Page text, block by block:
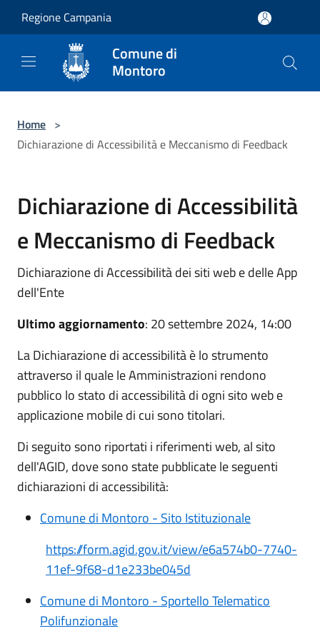
Regione Campania
Comune di
Montoro
Home >
Dichiarazione di Accessibilità e Meccanismo di Feedback
Dichiarazione di Accessibilità
e Meccanismo di Feedback
Dichiarazione di Accessibilità dei siti web e delle App
dell'Ente
Ultimo aggiornamento: 20 settembre 2024, 14:00
La Dichiarazione di accessibilità è lo strumento
attraverso il quale le Amministrazioni rendono
pubblico lo stato di accessibilità di ogni sito web e
applicazione mobile di cui sono titolari.
Di seguito sono riportati i riferimenti web, al sito
dell'AGID, dove sono state pubblicate le seguenti
dichiarazioni di accessibilità:
Comune di Montoro - Sito Istituzionale
https://form.agid.gov.it/view/e6a574b0-7740-
11ef-9f68-d1e233be045d
Comune di Montoro - Sportello Telematico
Polifunzionale